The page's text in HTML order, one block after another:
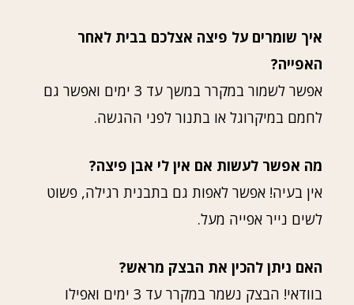
איך שומרים על פיצה אצלכם בבית לאחר
האפייה?
אפשר לשמור במקרר במשך עד 3 ימים ואפשר גם
לחמם במיקרוגל או בתנור לפני ההגשה.
מה אפשר לעשות אם אין לי אבן פיצה?
אין בעיה! אפשר לאפות גם בתבנית רגילה, פשוט
לשים נייר אפייה מעל.
האם ניתן להכין את הבצק מראש?
בוודאי! הבצק נשמר במקרר עד 3 ימים ואפילו